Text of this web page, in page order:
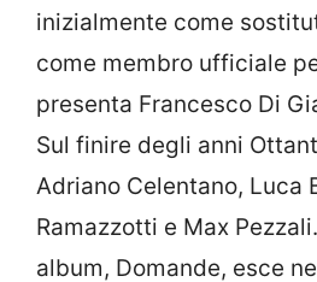
inizialmente come
come membro ufficiale
presenta Francesco Di
Sul finire degli anni
Adriano Celentano, Luca
Ramazzotti e Max
album, Domande, esce